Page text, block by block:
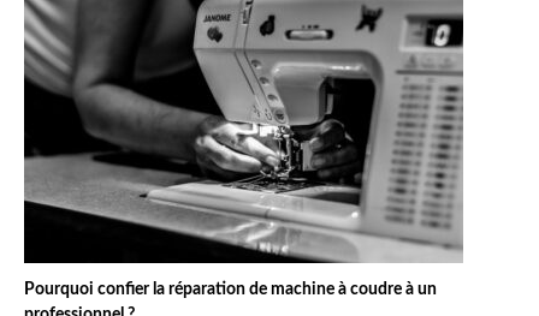
Pourquoi confier la réparation de machine à coudre à un